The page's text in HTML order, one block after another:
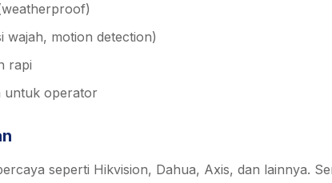
wajah, motion detection)
rapi
untuk operator
seperti Hikvision, Dahua, Axis, dan lainnya.